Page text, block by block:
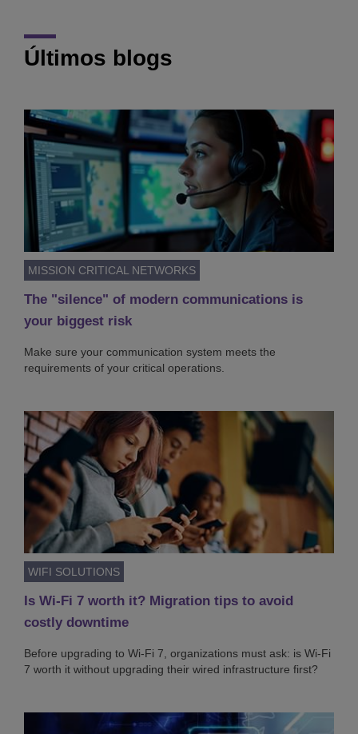
Últimos blogs
MISSION CRITICAL NETWORKS
The "silence" of modern communications is
your biggest risk
Make sure your communication system meets the
requirements of your critical operations.
WIFI SOLUTIONS
Is Wi-Fi 7 worth it? Migration tips to avoid
costly downtime
Before upgrading to Wi-Fi 7, organizations must ask: is Wi-Fi
7 worth it without upgrading their wired infrastructure first?